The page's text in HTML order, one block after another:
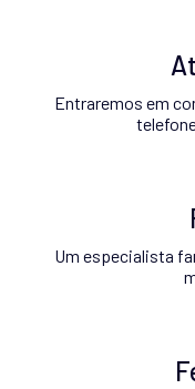
Entraremos em
Um especialista